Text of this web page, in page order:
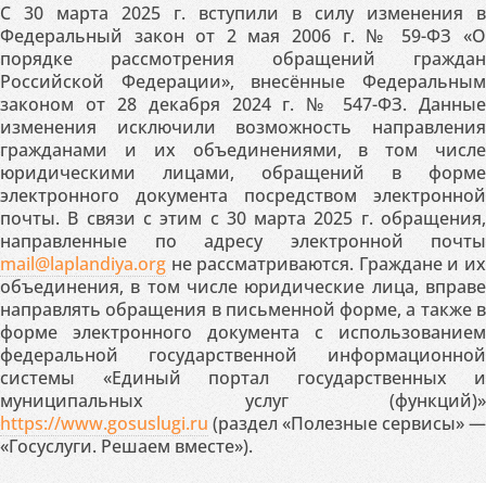
С 30 марта 2025 г. вступили в силу изменения в
Федеральный закон от 2 мая 2006 г. № 59-ФЗ «О
порядке рассмотрения обращений граждан
Российской Федерации», внесённые Федеральным
законом от 28 декабря 2024 г. № 547-ФЗ. Данные
изменения исключили возможность направления
гражданами и их объединениями, в том числе
юридическими лицами, обращений в форме
электронного документа посредством электронной
почты. В связи с этим с 30 марта 2025 г. обращения,
направленные по адресу электронной почты
mail@laplandiya.org не рассматриваются. Граждане и их
объединения, в том числе юридические лица, вправе
направлять обращения в письменной форме, а также в
форме электронного документа с использованием
федеральной государственной информационной
системы «Единый портал государственных и
муниципальных услуг (функций)»
https://www.gosuslugi.ru (раздел «Полезные сервисы» —
«Госуслуги. Решаем вместе»).